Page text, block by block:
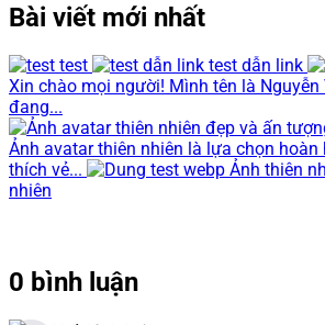
Bài viết mới nhất
test
test dẫn link
Xin chào mọi người! Mình tên là Nguyễn
đang...
Ảnh avatar thiên nhiên là lựa chọn hoàn
thích vẻ...
Ảnh thiên
nhiên
0 bình luận